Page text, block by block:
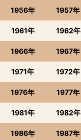
1956年 1957年
1961年 1962年
1966年 1967年
1971年 1972年
1976年 1977年
1981年 1982年
1986年 1987年